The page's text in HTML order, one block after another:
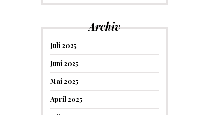
Archiv
Juli 2025
Juni 2025
Mai 2025
April 2025